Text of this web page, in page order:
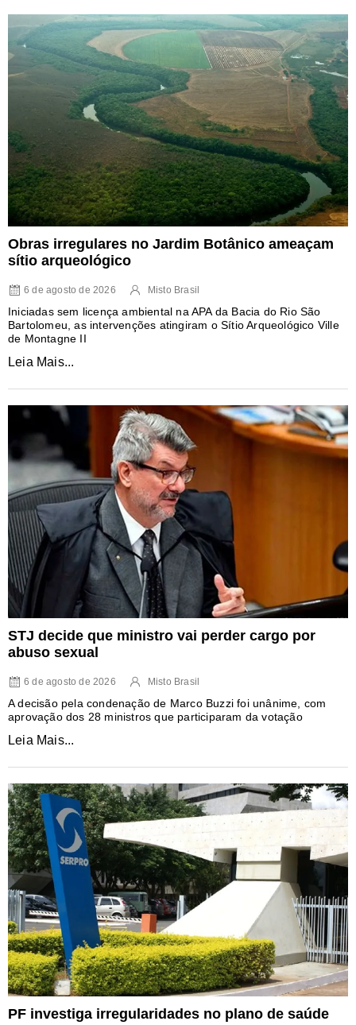
Obras irregulares no Jardim Botânico ameaçam
sítio arqueológico
6 de agosto de 2026 Misto Brasil
Iniciadas sem licença ambiental na APA da Bacia do Rio São
Bartolomeu, as intervenções atingiram o Sítio Arqueológico Ville
de Montagne II
Leia Mais...
STJ decide que ministro vai perder cargo por
abuso sexual
6 de agosto de 2026 Misto Brasil
A decisão pela condenação de Marco Buzzi foi unânime, com
aprovação dos 28 ministros que participaram da votação
Leia Mais...
PF investiga irregularidades no plano de saúde